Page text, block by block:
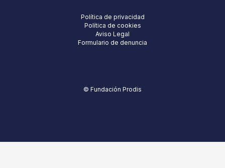
Política de privacidad
Política de cookies
Aviso Legal
Formulario de denuncia
© Fundación Prodis